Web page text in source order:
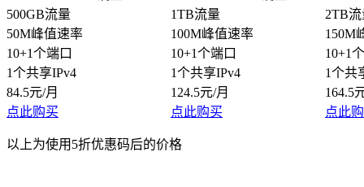
500GB流量
1TB流量
2TB
50M峰值速率
100M峰值速率
150M
10+1个端口
10+1个端口
10+1
1个共享IPv4
1个共享IPv4
1个共
84.5元/月
124.5元/月
164.5
点此购买
点此购买 点此
以上为使用5折优惠码后的价格